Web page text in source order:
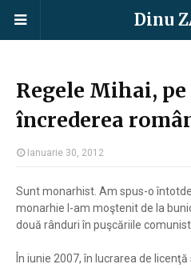
Dinu
Regele Mihai,
încrederea
Ianuarie 30, 2012
Sunt monarhist. Am spus-o
monarhie l-am moştenit de la
două rânduri în puşcăriile
În iunie 2007, în lucrarea de